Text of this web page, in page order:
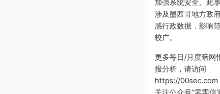
加强系统安全。此
涉及墨西哥地方政
感行政数据，影响
较广。
更多每日/月度暗网
报分析，请访问
https://00sec.com